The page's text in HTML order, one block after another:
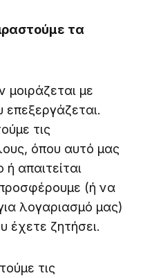
τα
μοιράζεται με
επεξεργάζεται.
τις
όπου αυτό μας
απαιτείται
(ή να
λογαριασμό μας)
έχετε ζητήσει.
τις